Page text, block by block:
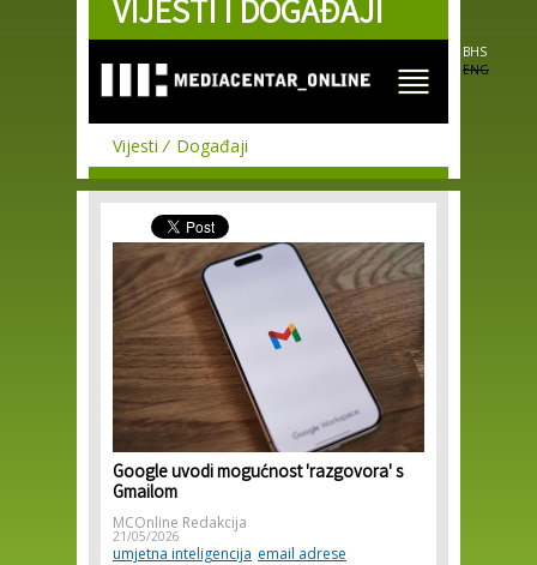
Skip to
main
VIJESTI I DOGAĐAJI
BHS
ENG
Vijesti Događaji
Google uvodi mogućnost 'razgovora' s
Gmailom
MCOnline Redakcija
21/05/2026
umjetna inteligencija email adrese